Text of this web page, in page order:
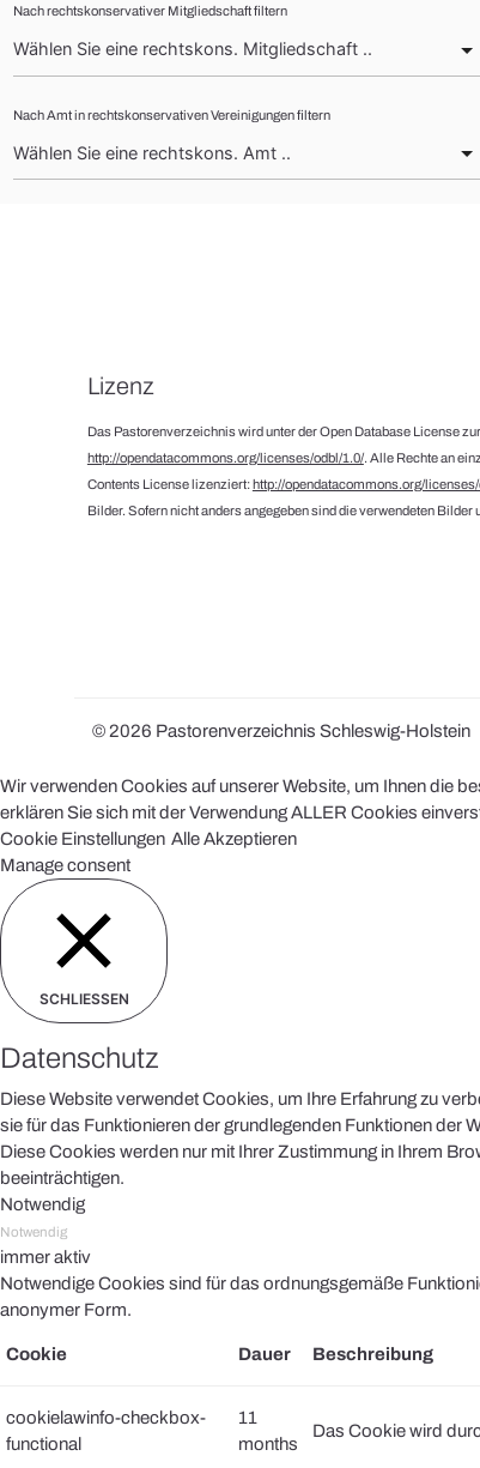
Nach rechtskonservativer Mitgliedschaft filtern
Nach Amt in rechtskonservativen Vereinigungen filtern
Lizenz
Das Pastorenverzeichnis wird unter der Open Database License
http://opendatacommons.org/licenses/odbl/1.0/. Alle Rechte an
Contents License lizenziert:http://opendatacommons.org/
Bilder. Sofern nicht anders angegeben sind die verwendeten
© 2026 Pastorenverzeichnis Schleswig-Holstein
Wir verwenden Cookies auf unserer Website, um Ihnen die
erklären Sie sich mit der Verwendung ALLER Cookies
Cookie Einstellungen Alle Akzeptieren
Manage consent
SCHLIESSEN
Datenschutz
Diese Website verwendet Cookies, um Ihre Erfahrung zu
sie für das Funktionieren der grundlegenden Funktionen der
Diese Cookies werden nur mit Ihrer Zustimmung in Ihrem
beeinträchtigen.
Notwendig
Notwendig
immer aktiv
Notwendige Cookies sind für das ordnungsgemäße
anonymer Form.
Cookie Dauer Beschreibung
cookielawinfo-checkbox-
functional
11
months
Das Cookie wird